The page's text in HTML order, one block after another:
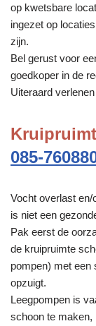
op kwetsbare
ingezet op
zijn.
Bel gerust voor
goedkoper in de
Uiteraard
085-
Vocht overlast
is niet een
Pak eerst de
de kruipruimte
pompen) met een
opzuigt.
Leegpompen is
schoon te maken,